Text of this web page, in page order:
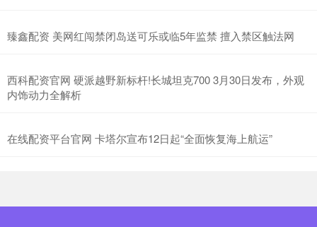
臻鑫配资 美网红闯禁闭岛送可乐或临5年监禁 擅入禁区触法网
西科配资官网 硬派越野新标杆!长城坦克700 3月30日发布，外观
内饰动力全解析
在线配资平台官网 卡塔尔宣布12日起“全面恢复海上航运”